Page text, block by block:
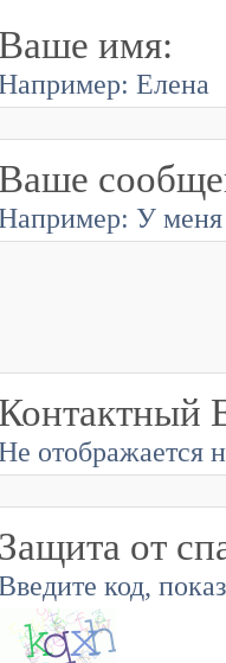
Ваше имя:
Елена
Ваше
У меня
Контактный
отображается
Защита от
код,